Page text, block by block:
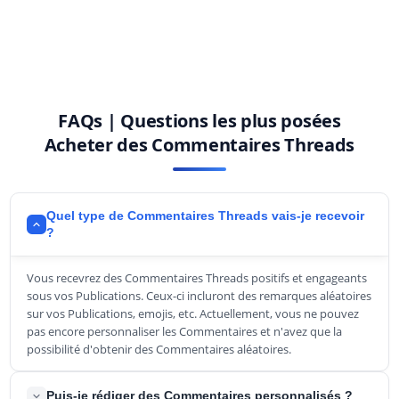
FAQs | Questions les plus posées
Acheter des Commentaires Threads
Quel type de Commentaires Threads vais-je recevoir
?
Vous recevrez des Commentaires Threads positifs et engageants
sous vos Publications. Ceux-ci incluront des remarques aléatoires
sur vos Publications, emojis, etc. Actuellement, vous ne pouvez
pas encore personnaliser les Commentaires et n'avez que la
possibilité d'obtenir des Commentaires aléatoires.
Puis-je rédiger des Commentaires personnalisés ?